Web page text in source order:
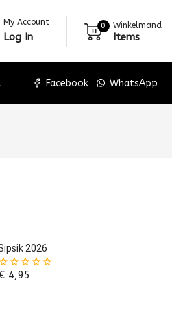
My Account
Log In
0 Winkelmand
Items
Facebook WhatsApp
2026
4,95